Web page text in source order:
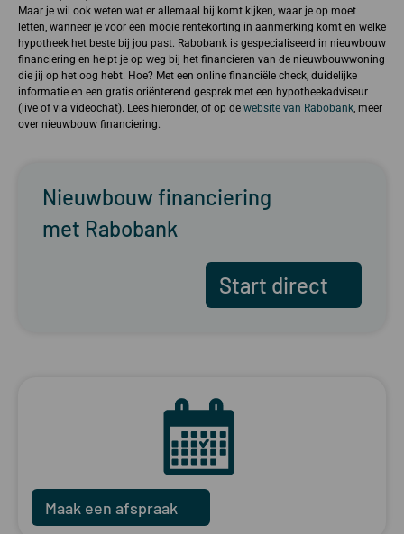
Maar je wil ook weten wat er allemaal bij komt kijken, waar je op moet
letten, wanneer je voor een mooie rentekorting in aanmerking komt en welke
hypotheek het beste bij jou past. Rabobank is gespecialiseerd in nieuwbouw
financiering en helpt je op weg bij het financieren van de nieuwbouwwoning
die jij op het oog hebt. Hoe? Met een online financiële check, duidelijke
informatie en een gratis oriënterend gesprek met een hypotheekadviseur
(live of via videochat). Lees hieronder, of op de website van Rabobank, meer
over nieuwbouw financiering.
Nieuwbouw financiering
met Rabobank
Start direct
Maak een afspraak